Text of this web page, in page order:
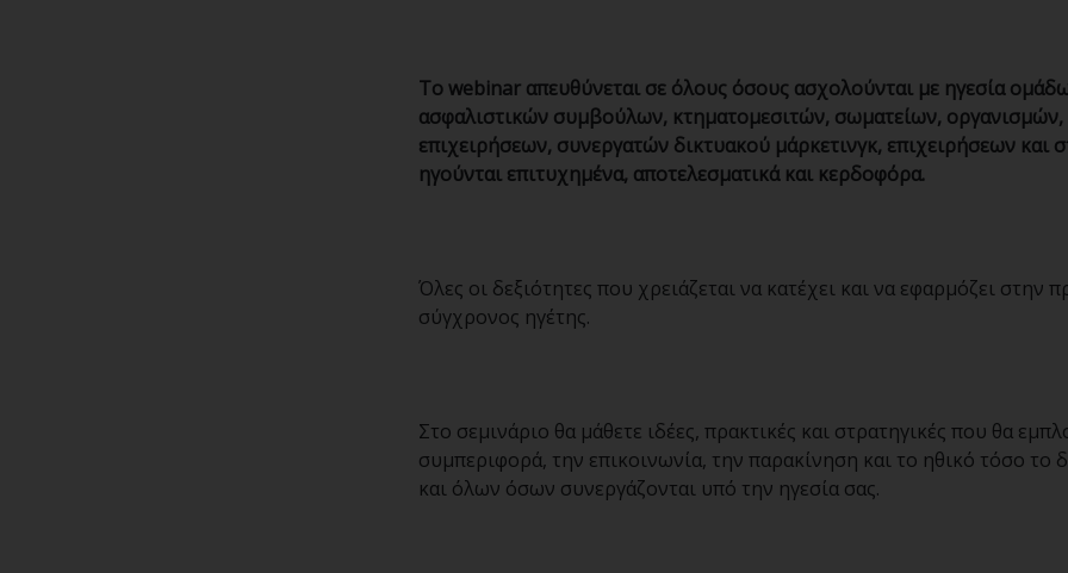
Το webinar απευθύνεται σε όλους όσους ασχολούνται με ηγεσία
ασφαλιστικών συμβούλων, κτηματομεσιτών, σωματείων, οργανισμών,
επιχειρήσεων, συνεργατών δικτυακού μάρκετινγκ, επιχειρήσεων και
ηγούνται επιτυχημένα, αποτελεσματικά και κερδοφόρα.
Όλες οι δεξιότητες που χρειάζεται να κατέχει και να εφαρμόζει στην
σύγχρονος ηγέτης.
Στο σεμινάριο θα μάθετε ιδέες, πρακτικές και στρατηγικές που θα
συμπεριφορά, την επικοινωνία, την παρακίνηση και το ηθικό τόσο το
και όλων όσων συνεργάζονται υπό την ηγεσία σας.